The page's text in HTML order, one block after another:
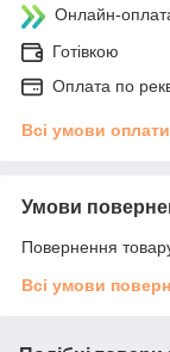
Онлайн-
Готівкою
Оплата по
Всі умови оплати
Умови
Повернення
Всі умови